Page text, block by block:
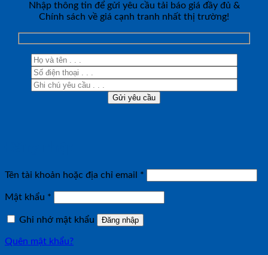
Nhập thông tin để gửi yêu cầu tải báo giá đầy đủ &
Chính sách về giá cạnh tranh nhất thị trường!
Tên tài khoản hoặc địa chỉ email *
Mật khẩu *
Ghi nhớ mật khẩu
Đăng nhập
Quên mật khẩu?